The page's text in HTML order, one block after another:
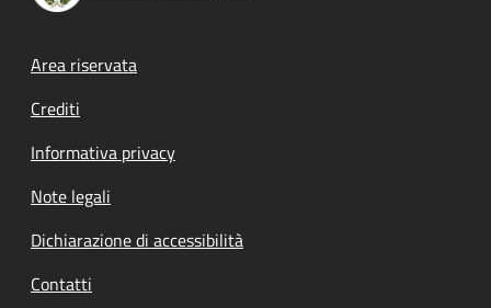
Footer menu
Area riservata
Crediti
Informativa privacy
Note legali
Dichiarazione di accessibilità
Contatti